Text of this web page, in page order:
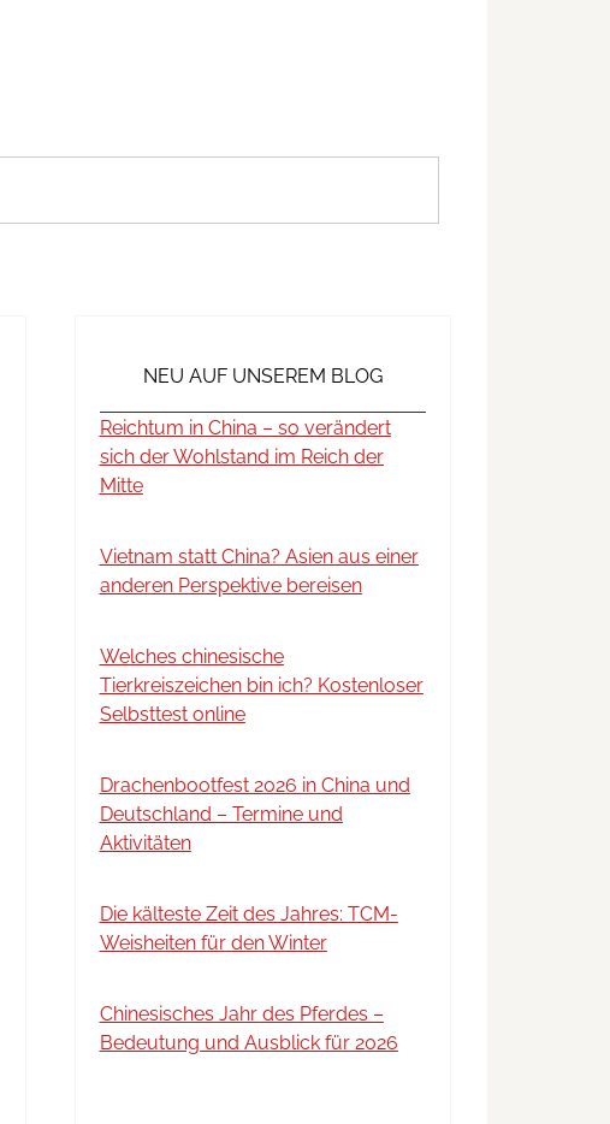
NEU AUF UNSEREM BLOG
Reichtum in China – so verändert
sich der Wohlstand im Reich der
Mitte
Vietnam statt China? Asien aus einer
anderen Perspektive bereisen
Welches chinesische
Tierkreiszeichen bin ich? Kostenloser
Selbsttest online
Drachenbootfest 2026 in China und
Deutschland – Termine und
Aktivitäten
Die kälteste Zeit des Jahres: TCM-
Weisheiten für den Winter
Chinesisches Jahr des Pferdes –
Bedeutung und Ausblick für 2026